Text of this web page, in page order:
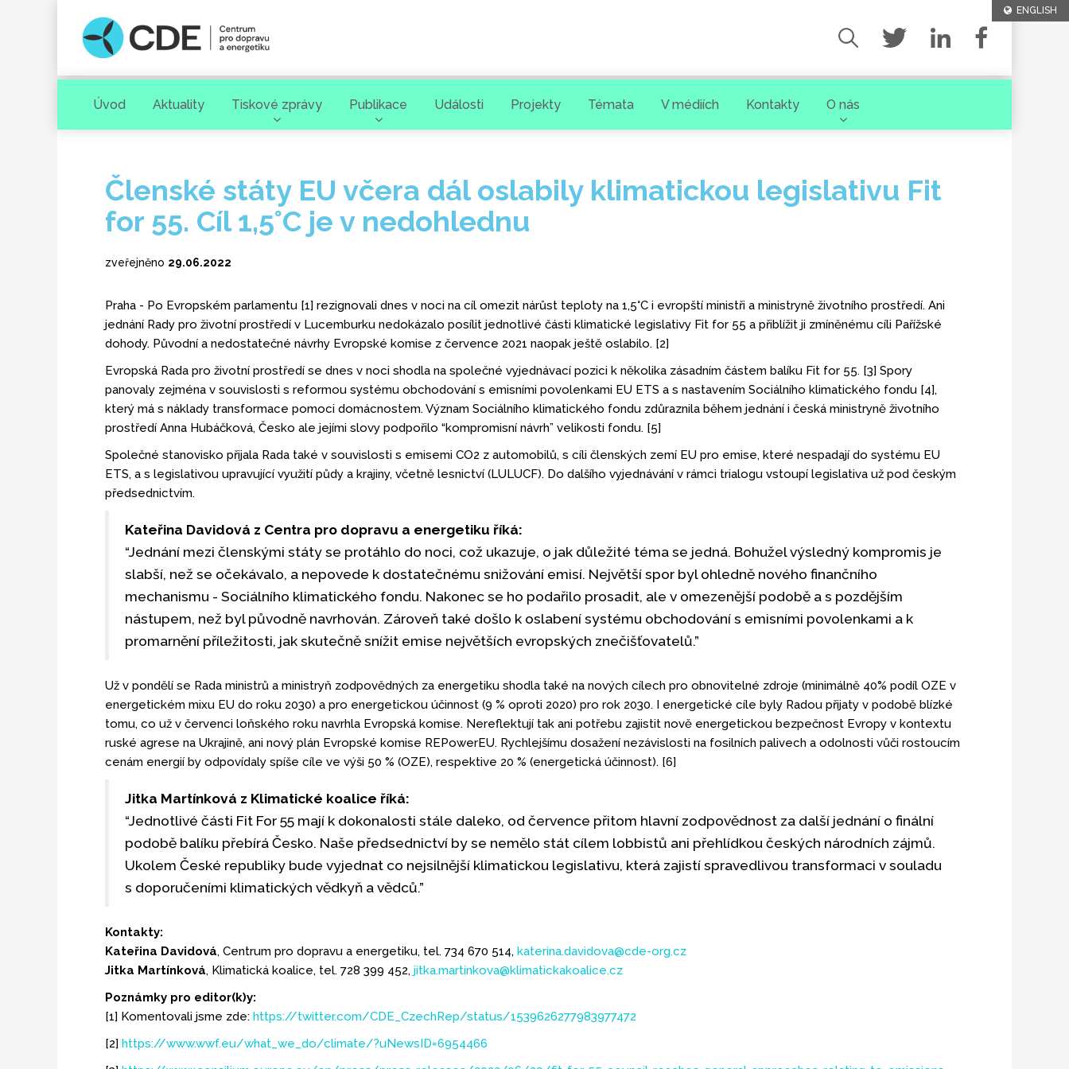
Úvod Aktuality Tiskové zprávy Publikace Události Projekty Témata V médiích Kontakty O nás
ENGLISH
Členské státy EU včera dál oslabily klimatickou legislativu Fit
for 55. Cíl 1,5°C je v nedohlednu
zveřejněno 29.06.2022
Praha - Po Evropském parlamentu [1] rezignovali dnes v noci na cíl omezit nárůst teploty na 1,5°C i evropští ministři a ministryně životního prostředí. Ani
jednání Rady pro životní prostředí v Lucemburku nedokázalo posílit jednotlivé části klimatické legislativy Fit for 55 a přiblížit ji zmíněnému cíli Pařížské
dohody. Původní a nedostatečné návrhy Evropské komise z července 2021 naopak ještě oslabilo. [2]
Evropská Rada pro životní prostředí se dnes v noci shodla na společné vyjednávací pozici k několika zásadním částem balíku Fit for 55. [3] Spory
panovaly zejména v souvislosti s reformou systému obchodování s emisními povolenkami EU ETS a s nastavením Sociálního klimatického fondu [4],
který má s náklady transformace pomoci domácnostem. Význam Sociálního klimatického fondu zdůraznila během jednání i česká ministryně životního
prostředí Anna Hubáčková, Česko ale jejími slovy podpořilo “kompromisní návrh” velikosti fondu. [5]
Společné stanovisko přijala Rada také v souvislosti s emisemi CO2 z automobilů, s cíli členských zemí EU pro emise, které nespadají do systému EU
ETS, a s legislativou upravující využití půdy a krajiny, včetně lesnictví (LULUCF). Do dalšího vyjednávání v rámci trialogu vstoupí legislativa už pod českým
předsednictvím.
Kateřina Davidová z Centra pro dopravu a energetiku říká:
“Jednání mezi členskými státy se protáhlo do noci, což ukazuje, o jak důležité téma se jedná. Bohužel výsledný kompromis je
slabší, než se očekávalo, a nepovede k dostatečnému snižování emisí. Největší spor byl ohledně nového finančního
mechanismu - Sociálního klimatického fondu. Nakonec se ho podařilo prosadit, ale v omezenější podobě a s pozdějším
nástupem, než byl původně navrhován. Zároveň také došlo k oslabení systému obchodování s emisními povolenkami a k
promarnění příležitosti, jak skutečně snížit emise největších evropských znečišťovatelů.”
Už v pondělí se Rada ministrů a ministryň zodpovědných za energetiku shodla také na nových cílech pro obnovitelné zdroje (minimálně 40% podíl OZE v
energetickém mixu EU do roku 2030) a pro energetickou účinnost (9 % oproti 2020) pro rok 2030. I energetické cíle byly Radou přijaty v podobě blízké
tomu, co už v červenci loňského roku navrhla Evropská komise. Nereflektují tak ani potřebu zajistit nově energetickou bezpečnost Evropy v kontextu
ruské agrese na Ukrajině, ani nový plán Evropské komise REPowerEU. Rychlejšímu dosažení nezávislosti na fosilních palivech a odolnosti vůči rostoucím
cenám energií by odpovídaly spíše cíle ve výši 50 % (OZE), respektive 20 % (energetická účinnost). [6]
Jitka Martínková z Klimatické koalice říká:
“Jednotlivé části Fit For 55 mají k dokonalosti stále daleko, od července přitom hlavní zodpovědnost za další jednání o finální
podobě balíku přebírá Česko. Naše předsednictví by se nemělo stát cílem lobbistů ani přehlídkou českých národních zájmů.
Ukolem České republiky bude vyjednat co nejsilnější klimatickou legislativu, která zajistí spravedlivou transformaci v souladu
s doporučeními klimatických vědkyň a vědců.”
Kontakty:
Kateřina Davidová, Centrum pro dopravu a energetiku, tel. 734 670 514, katerina.davidova@cde-org.cz
Jitka Martínková, Klimatická koalice, tel. 728 399 452, jitka.martinkova@klimatickakoalice.cz
Poznámky pro editor(k)y:
[1] Komentovali jsme zde: https://twitter.com/CDE_CzechRep/status/1539626277983977472
[2] https://www.wwf.eu/what_we_do/climate/?uNewsID=6954466
Hledaný výraz
VYHLEDAT [ zavřít ]